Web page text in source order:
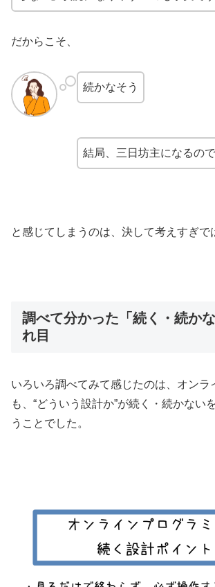
だからこそ、
続かなそう
結局、三日坊主になるの
と感じてしまうのは、決して考えすぎで
調べて分かった「続く・続か
れ目
いろいろ調べてみて感じたのは、オンラ
も、“どういう設計か”が続く・続かない
うことでした。